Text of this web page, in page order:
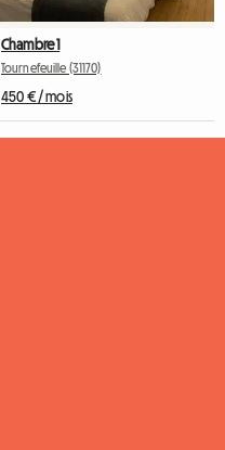
Chambre 1
Tournefeuille (31170)
450 € / mois